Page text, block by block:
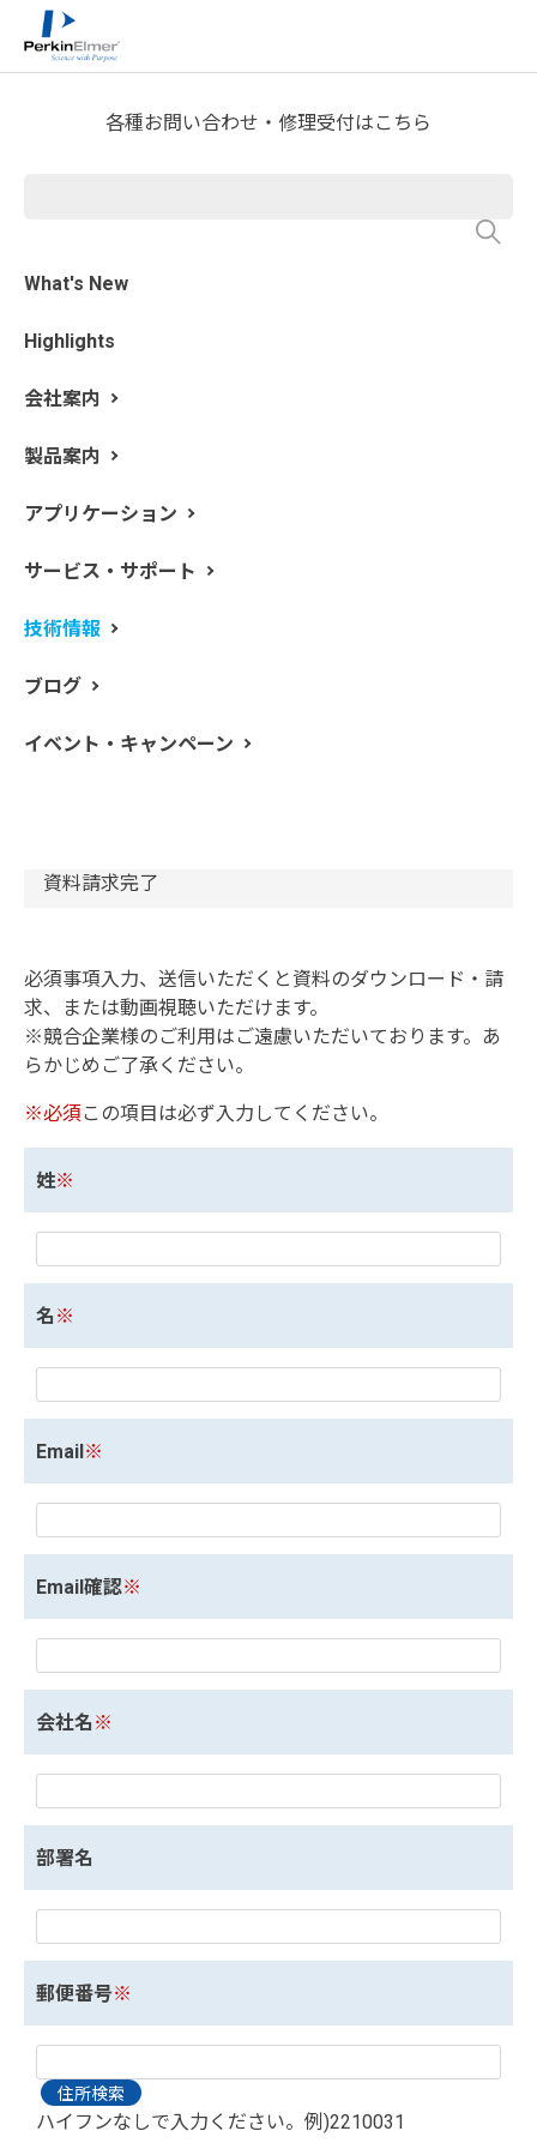
各種お問い合わせ・修理受付はこちら
What's New
Highlights
会社案内
製品案内
アプリケーション
サービス・サポート
技術情報
ブログ
イベント・キャンペーン
ホーム
定量分析
赤外分光分析は材料の化学構造の情報を得る定性分析と
る成分濃度を特定する定量的な測定にも用いることがで
STEP1
資料請求完了
必須事項入力、送信いただくと資料のダウンロード・請
求、または動画視聴いただけます。
※競合企業様のご利用はご遠慮いただいております。あ
らかじめご了承ください。
※必須 この項目は必ず入力してください。
姓※
名 ※
Email※
Email確認※
会社名 ※
部署名
郵便番号※
ハイフンなしで入力ください。例)2210031